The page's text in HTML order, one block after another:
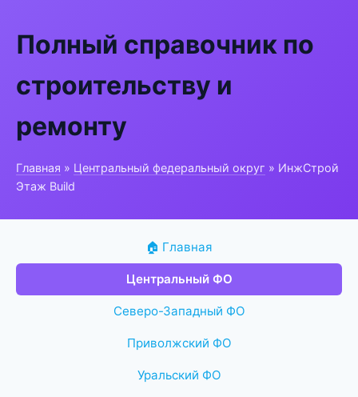
Полный справочник по
строительству и
ремонту
Главная » Центральный федеральный округ » ИнжСтрой
Этаж Build
🏠 Главная
Центральный ФО
Северо-Западный ФО
Приволжский ФО
Уральский ФО